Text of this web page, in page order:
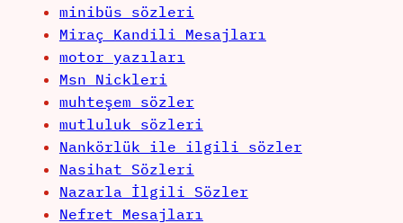
minibüs sözleri
Miraç Kandili Mesajları
motor yazıları
Msn Nickleri
muhteşem sözler
mutluluk sözleri
Nankörlük ile ilgili sözler
Nasihat Sözleri
Nazarla İlgili Sözler
Nefret Mesajları